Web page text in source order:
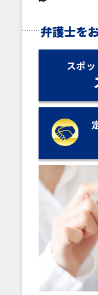
弁護士を
スポ